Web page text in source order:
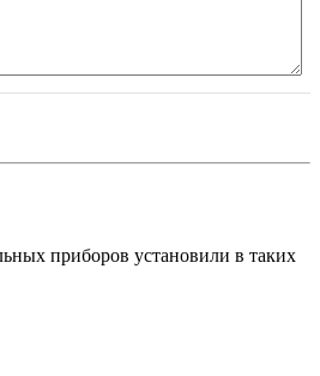
приборов установили в таких